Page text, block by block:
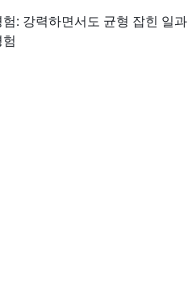
험: 강력하면서도 균형 잡힌 일과